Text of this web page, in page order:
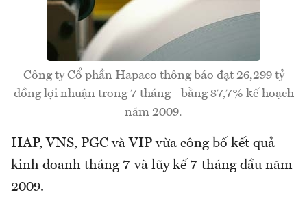
Công ty Cổ phần Hapaco thông báo đạt 26,299 tỷ
đồng lợi nhuận trong 7 tháng - bằng 87,7% kế hoạch
năm 2009.
HAP, VNS, PGC và VIP vừa công bố kết quả
kinh doanh tháng 7 và lũy kế 7 tháng đầu năm
2009.